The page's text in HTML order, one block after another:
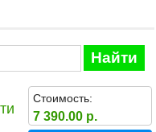
Найти
Стоимость:
7 390.00 р.